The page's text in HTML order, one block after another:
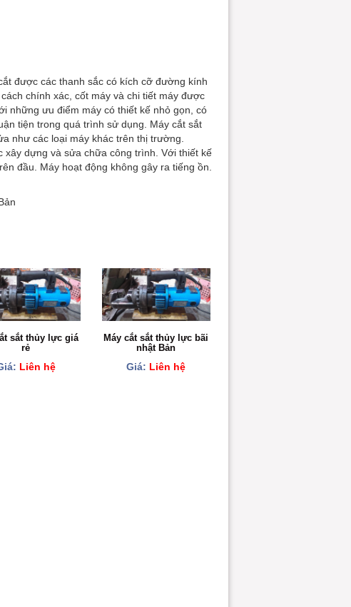
được các thanh sắc có kích cỡ đường kính
chính xác, cốt máy và chi tiết máy được
những ưu điểm máy có thiết kế nhỏ gọn, có
tiện trong quá trình sử dụng. Máy cắt sắt
như các loại máy khác trên thị trường.
xây dựng và sửa chữa công trình. Với thiết kế
đầu. Máy hoạt động không gây ra tiếng ồn.
sắt thủy lực giá
rẻ
Liên hệ
Máy cắt sắt thủy lực bãi
nhật Bản
Giá: Liên hệ